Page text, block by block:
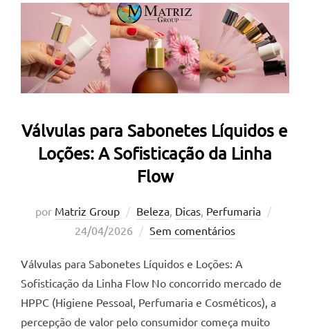
Válvulas para Sabonetes Líquidos e
Loções: A Sofisticação da Linha
Flow
por Matriz Group Beleza Dicas Perfumaria
24/04/2026 Sem comentários
Válvulas para Sabonetes Líquidos e Loções: A
Sofisticação da Linha Flow No concorrido mercado de
HPPC (Higiene Pessoal, Perfumaria e Cosméticos), a
percepção de valor pelo consumidor começa muito